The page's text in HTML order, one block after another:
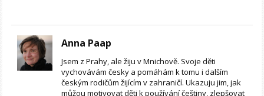
Anna Paap
Jsem z Prahy, ale žiju v Mnichově. Svoje děti
vychovávám česky a pomáhám k tomu i dalším
českým rodičům žijícím v zahraničí. Ukazuju jim, jak
můžou motivovat děti k používání češtiny, zlepšovat